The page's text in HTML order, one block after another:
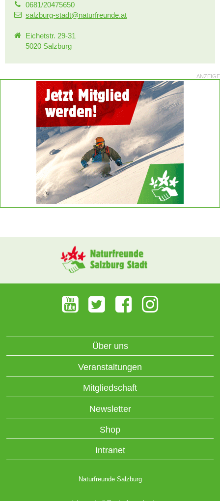
0681/20475650
salzburg-stadt@naturfreunde.at
Eichetstr. 29-31
5020 Salzburg
ANZEIGE
Über uns
Veranstaltungen
Mitgliedschaft
Newsletter
Shop
Intranet
Naturfreunde Salzburg